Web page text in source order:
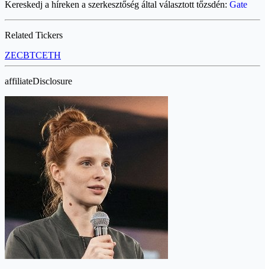
Kereskedj a híreken a szerkesztőség által választott tőzsdén: Gate
Related Tickers
ZECBTCETH
affiliateDisclosure